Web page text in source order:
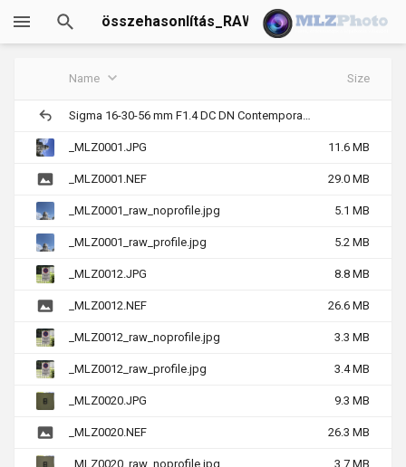
összehasonlítás_RAW-
Name Size
Sigma 16-30-56 mm F1.4 DC DN Contemporary (Nikon Z)
_MLZ0001.JPG 11.6 MB
_MLZ0001.NEF 29.0 MB
_MLZ0001_raw_noprofile.jpg 5.1 MB
_MLZ0001_raw_profile.jpg 5.2 MB
_MLZ0012.JPG 8.8 MB
_MLZ0012.NEF 26.6 MB
_MLZ0012_raw_noprofile.jpg 3.3 MB
_MLZ0012_raw_profile.jpg 3.4 MB
_MLZ0020.JPG 9.3 MB
_MLZ0020.NEF 26.3 MB
_MLZ0020_raw_noprofile.jpg 3.7 MB